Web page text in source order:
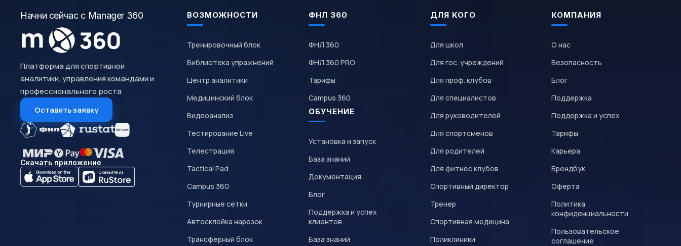
Начни сейчас с Manager 360
Платформа для спортивной
аналитики, управления командами и
профессионального роста
Оставить заявку
Скачать приложение
ВОЗМОЖНОСТИ
Тренировочный блок
Библиотека упражнений
Центр аналитики
Медицинский блок
Видеоанализ
Тестирование Live
Телестрация
Tactical Pad
Campus 360
Турнирные сетки
Автосклейка нарезок
Трансферный блок
ФНЛ 360
ФНЛ 360
ФНЛ 360 PRO
Тарифы
Campus 360
ОБУЧЕНИЕ
Установка и запуск
База знаний
Документация
Блог
Поддержка и успех
клиентов
База знаний
ДЛЯ КОГО
Для школ
Для гос. учреждений
Для проф. клубов
Для специалистов
Для руководителей
Для спортсменов
Для родителей
Для фитнес клубов
Спортивный директор
Тренер
Спортивная медицина
Поликлиники
КОМПАНИЯ
О нас
Безопасность
Блог
Поддержка
Поддержка и успех
Тарифы
Карьера
Брендбук
Оферта
Политика
конфиденциальности
Пользовательское
соглашение